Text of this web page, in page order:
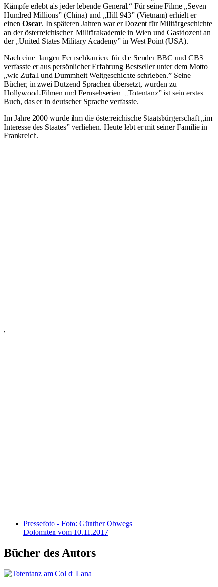
Kämpfe erlebt als jeder lebende General.“ Für seine Filme „Seven
Hundred Millions” (China) und „Hill 943” (Vietnam) erhielt er
einen Oscar. In späteren Jahren war er Dozent für Militärgeschichte
an der österreichischen Militärakademie in Wien und Gastdozent an
der „United States Military Academy” in West Point (USA).
Nach einer langen Fernsehkarriere für die Sender BBC und CBS
verfasste er aus persönlicher Erfahrung Bestseller unter dem Motto
„wie Zufall und Dummheit Weltgeschichte schrieben.” Seine
Bücher, in zwei Dutzend Sprachen übersetzt, wurden zu
Hollywood-Filmen und Fernsehserien. „Totentanz” ist sein erstes
Buch, das er in deutscher Sprache verfasste.
Im Jahre 2000 wurde ihm die österreichische Staatsbürgerschaft „im
Interesse des Staates” verliehen. Heute lebt er mit seiner Familie in
Frankreich.
,
Pressefoto - Foto: Günther Obwegs
Dolomiten vom 10.11.2017
Bücher des Autors